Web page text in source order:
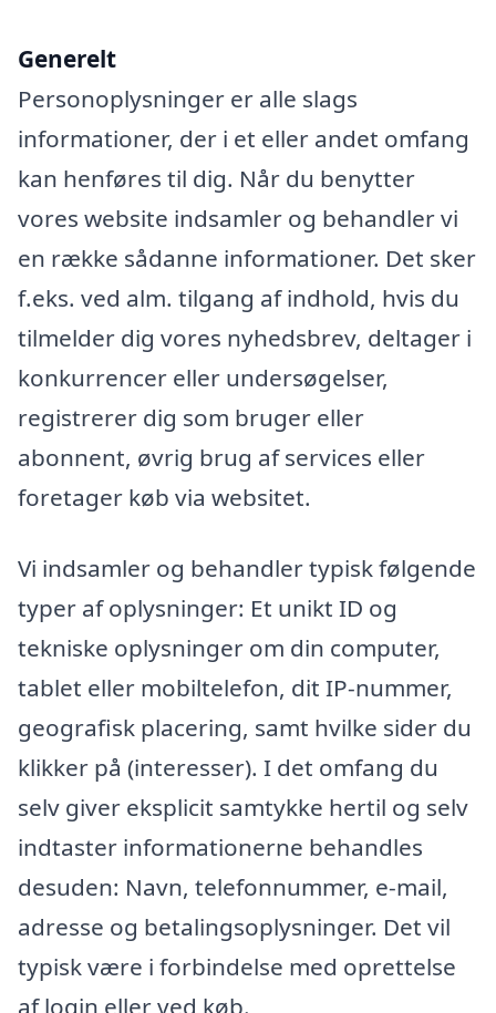
Generelt
Personoplysninger er alle slags
informationer, der i et eller andet omfang
kan henføres til dig. Når du benytter
vores website indsamler og behandler vi
en række sådanne informationer. Det sker
f.eks. ved alm. tilgang af indhold, hvis du
tilmelder dig vores nyhedsbrev, deltager i
konkurrencer eller undersøgelser,
registrerer dig som bruger eller
abonnent, øvrig brug af services eller
foretager køb via websitet.
Vi indsamler og behandler typisk følgende
typer af oplysninger: Et unikt ID og
tekniske oplysninger om din computer,
tablet eller mobiltelefon, dit IP-nummer,
geografisk placering, samt hvilke sider du
klikker på (interesser). I det omfang du
selv giver eksplicit samtykke hertil og selv
indtaster informationerne behandles
desuden: Navn, telefonnummer, e-mail,
adresse og betalingsoplysninger. Det vil
typisk være i forbindelse med oprettelse
af login eller ved køb.